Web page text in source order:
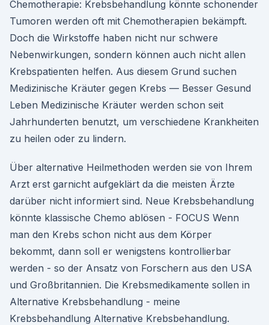
Chemotherapie: Krebsbehandlung könnte schonender
Tumoren werden oft mit Chemotherapien bekämpft.
Doch die Wirkstoffe haben nicht nur schwere
Nebenwirkungen, sondern können auch nicht allen
Krebspatienten helfen. Aus diesem Grund suchen
Medizinische Kräuter gegen Krebs — Besser Gesund
Leben Medizinische Kräuter werden schon seit
Jahrhunderten benutzt, um verschiedene Krankheiten
zu heilen oder zu lindern.
Über alternative Heilmethoden werden sie von Ihrem
Arzt erst garnicht aufgeklärt da die meisten Ärzte
darüber nicht informiert sind. Neue Krebsbehandlung
könnte klassische Chemo ablösen - FOCUS Wenn
man den Krebs schon nicht aus dem Körper
bekommt, dann soll er wenigstens kontrollierbar
werden - so der Ansatz von Forschern aus den USA
und Großbritannien. Die Krebsmedikamente sollen in
Alternative Krebsbehandlung - meine
Krebsbehandlung Alternative Krebsbehandlung.